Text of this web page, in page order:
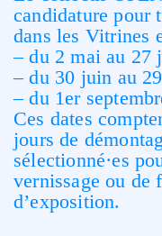
candidature pour
dans les Vitrines
– du 2 mai au 27
– du 30 juin au
– du 1er
Ces dates
jours de
sélectionné·es
vernissage ou de
d’exposition.